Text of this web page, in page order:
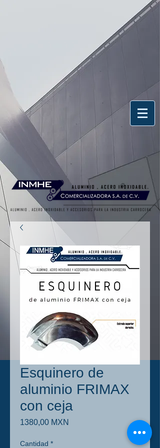
Esquinero de
aluminio FRIMAX
con ceja
1380,00 MXN
Cantidad *